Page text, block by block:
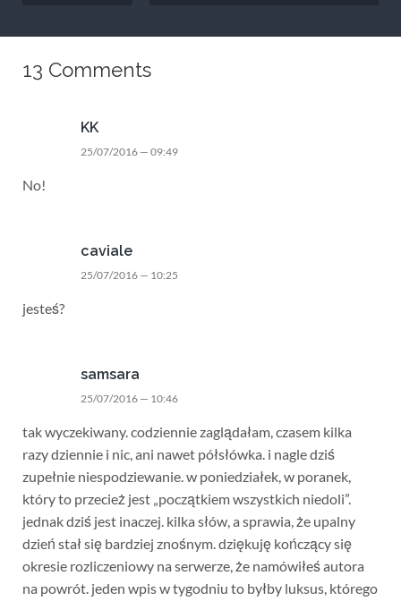
13 Comments
KK
25/07/2016 — 09:49
No!
caviale
25/07/2016 — 10:25
jesteś?
samsara
25/07/2016 — 10:46
tak wyczekiwany. codziennie zaglądałam, czasem kilka
razy dziennie i nic, ani nawet półsłówka. i nagle dziś
zupełnie niespodziewanie. w poniedziałek, w poranek,
który to przecież jest „początkiem wszystkich niedoli”.
jednak dziś jest inaczej. kilka słów, a sprawia, że upalny
dzień stał się bardziej znośnym. dziękuję kończący się
okresie rozliczeniowy na serwerze, że namówiłeś autora
na powrót. jeden wpis w tygodniu to byłby luksus, którego